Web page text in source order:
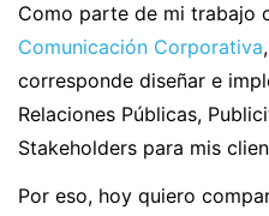
Como parte de mi trabajo
Comunicación Corporativa
corresponde diseñar e
Relaciones Públicas,
Stakeholders para mis
Por eso, hoy quiero